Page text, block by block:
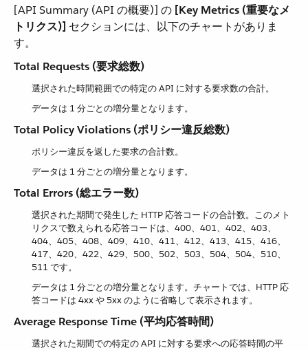
[API Summary (API の概要)] の ​ [Key Metrics (重要なメ
トリクス)] ​ セクションには、以下のチャートがありま
す。
Total Requests (要求総数)
選択された時間範囲での特定の API に対する要求数の合計。
データは 1 分ごとの増分量となります。
Total Policy Violations (ポリシー違反総数)
ポリシー違反を返した要求の合計数。
データは 1 分ごとの増分量となります。
Total Errors (総エラー数)
選択された期間で発生した HTTP 応答コードの合計数。このメト
リクスで数えられる応答コードは、400、401、402、403、
404、405、408、409、410、411、412、413、415、416、
417、420、422、429、500、502、503、504、504、510、
511 です。
データは 1 分ごとの増分量となります。チャートでは、HTTP 応
答コードは 4xx や 5xx のように省略して表示されます。
Average Response Time (平均応答時間)
選択された期間での特定の API に対する要求への応答時間の平